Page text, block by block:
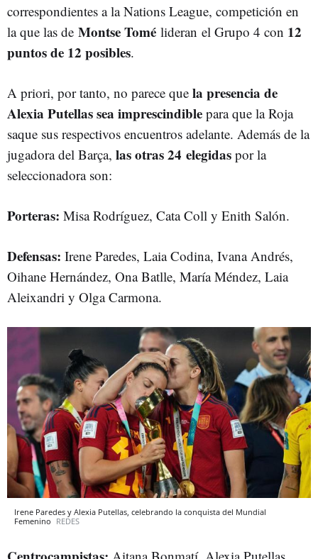
correspondientes a la Nations League, competición en
la que las de Montse Tomé lideran el Grupo 4 con 12
puntos de 12 posibles.
A priori, por tanto, no parece que la presencia de
Alexia Putellas sea imprescindible para que la Roja
saque sus respectivos encuentros adelante. Además de la
jugadora del Barça, las otras 24 elegidas por la
seleccionadora son:
Porteras: Misa Rodríguez, Cata Coll y Enith Salón.
Defensas: Irene Paredes, Laia Codina, Ivana Andrés,
Oihane Hernández, Ona Batlle, María Méndez, Laia
Aleixandri y Olga Carmona.
Irene Paredes y Alexia Putellas, celebrando la conquista del Mundial
Femenino REDES